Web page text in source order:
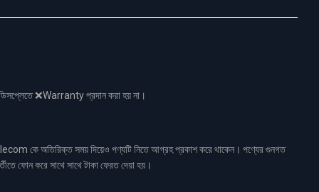
❌Warranty প্রদান করা হয় না।
কে অতিরিক্ত সময় দিয়েও পণ্যটি নিতে আগ্রহ প্রকাশ করে থাকেন। পণ্যের গুনগত
ফোন করে সাথে সাথে টাকা ফেরত দেয়া হয়।